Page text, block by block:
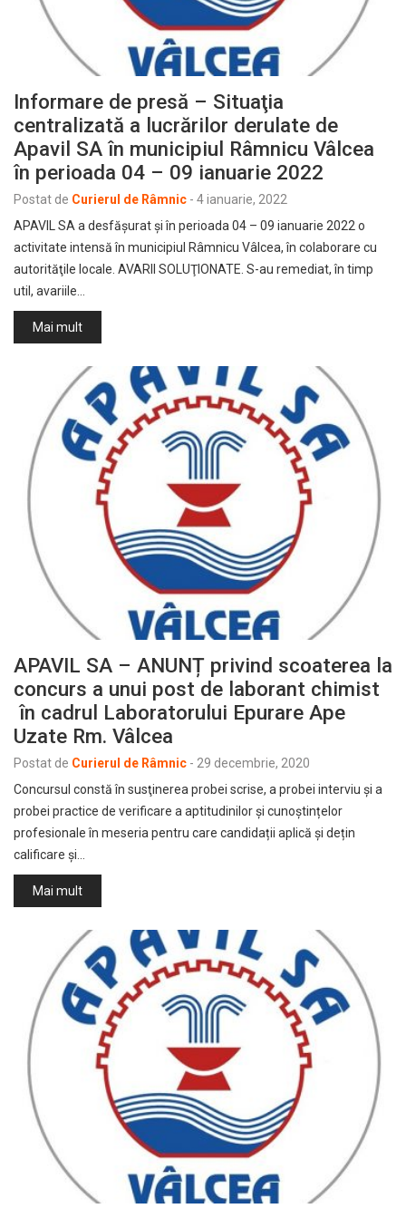
Informare de presă – Situaţia
centralizată a lucrărilor derulate de
Apavil SA în municipiul Râmnicu Vâlcea
în perioada 04 – 09 ianuarie 2022
Postat de Curierul de Râmnic - 4 ianuarie, 2022
APAVIL SA a desfăşurat şi în perioada 04 – 09 ianuarie 2022 o
activitate intensă în municipiul Râmnicu Vâlcea, în colaborare cu
autorităţile locale. AVARII SOLUŢIONATE. S-au remediat, în timp
util, avariile…
Mai mult
APAVIL SA – ANUNȚ privind scoaterea la
concurs a unui post de laborant chimist
în cadrul Laboratorului Epurare Ape
Uzate Rm. Vâlcea
Postat de Curierul de Râmnic - 29 decembrie, 2020
Concursul constă în susţinerea probei scrise, a probei interviu şi a
probei practice de verificare a aptitudinilor și cunoștințelor
profesionale în meseria pentru care candidații aplică și dețin
calificare și…
Mai mult